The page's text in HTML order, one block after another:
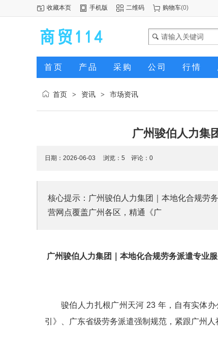
收藏本页 手机版 二维码 购物车(0)
首页 产品 采购 公司 行情
首页 > 资讯 > 市场资讯
广州骏伯人力集
日期：2026-06-03 浏览： 5 评论：0
核心提示：广州骏伯人力集团｜本地化合规劳
营网点覆盖广州各区，精通《广
广州骏伯人力集团｜本地化合规劳务派遣专业
骏伯人力扎根广州天河 23 年，自有实体
引》、广东省级劳务派遣强制规范，紧跟广州